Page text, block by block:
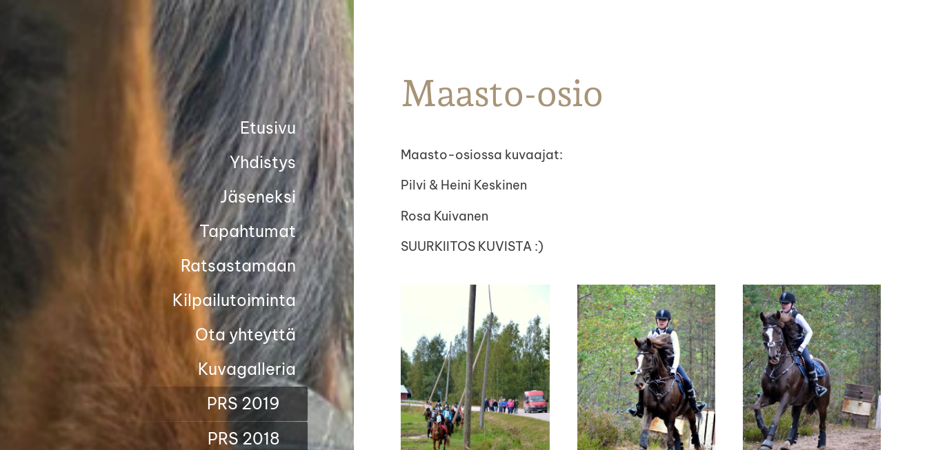
Parkanon Ratsastajat
Etusivu
Yhdistys
Jäseneksi
Tapahtumat
Ratsastamaan
Kilpailutoiminta
Ota yhteyttä
Kuvagalleria
PRS 2019
PRS 2018
Maasto-osio
Maasto-osiossa kuvaajat:
Pilvi & Heini Keskinen
Rosa Kuivanen
SUURKIITOS KUVISTA :)